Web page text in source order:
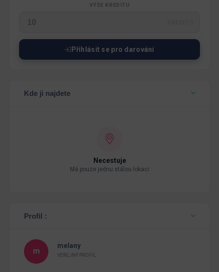
VÝŠE KREDITU
Přihlásit se pro darování
Kde ji najdete
Necestuje
Má pouze jednu stálou lokaci
Profil :
melany
VEŘEJNÝ PROFIL